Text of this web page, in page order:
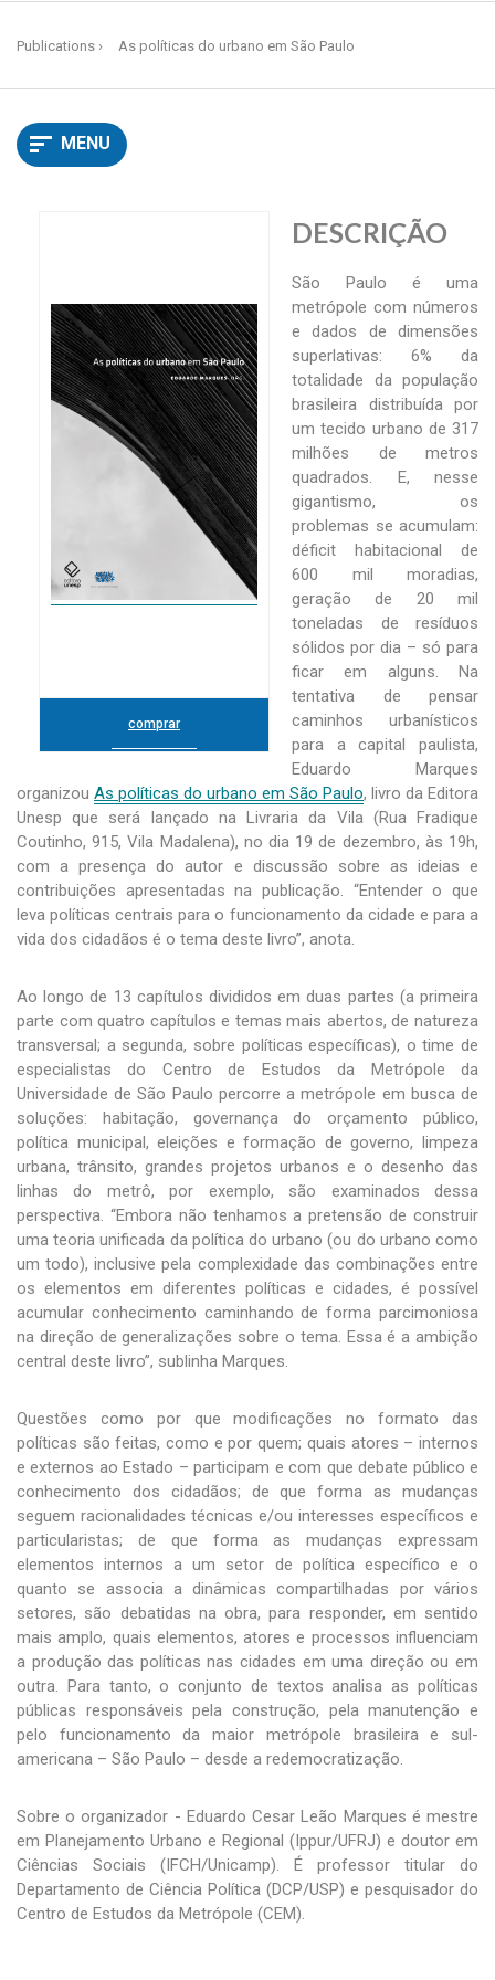
Publications As políticas do urbano em São Paulo
MENU
comprar
DESCRIÇÃO
São Paulo é uma
metrópole com números
e dados de dimensões
superlativas: 6% da
totalidade da população
brasileira distribuída por
um tecido urbano de 317
milhões de metros
quadrados. E, nesse
gigantismo, os
problemas se acumulam:
déficit habitacional de
600 mil moradias,
geração de 20 mil
toneladas de resíduos
sólidos por dia – só para
ficar em alguns. Na
tentativa de pensar
caminhos urbanísticos
para a capital paulista,
Eduardo Marques
organizou As políticas do urbano em São Paulo, livro da Editora
Unesp que será lançado na Livraria da Vila (Rua Fradique
Coutinho, 915, Vila Madalena), no dia 19 de dezembro, às 19h,
com a presença do autor e discussão sobre as ideias e
contribuições apresentadas na publicação. “Entender o que
leva políticas centrais para o funcionamento da cidade e para a
vida dos cidadãos é o tema deste livro”, anota.
Ao longo de 13 capítulos divididos em duas partes (a primeira
parte com quatro capítulos e temas mais abertos, de natureza
transversal; a segunda, sobre políticas específicas), o time de
especialistas do Centro de Estudos da Metrópole da
Universidade de São Paulo percorre a metrópole em busca de
soluções: habitação, governança do orçamento público,
política municipal, eleições e formação de governo, limpeza
urbana, trânsito, grandes projetos urbanos e o desenho das
linhas do metrô, por exemplo, são examinados dessa
perspectiva. “Embora não tenhamos a pretensão de construir
uma teoria unificada da política do urbano (ou do urbano como
um todo), inclusive pela complexidade das combinações entre
os elementos em diferentes políticas e cidades, é possível
acumular conhecimento caminhando de forma parcimoniosa
na direção de generalizações sobre o tema. Essa é a ambição
central deste livro”, sublinha Marques.
Questões como por que modificações no formato das
políticas são feitas, como e por quem; quais atores – internos
e externos ao Estado – participam e com que debate público e
conhecimento dos cidadãos; de que forma as mudanças
seguem racionalidades técnicas e/ou interesses específicos e
particularistas; de que forma as mudanças expressam
elementos internos a um setor de política específico e o
quanto se associa a dinâmicas compartilhadas por vários
setores, são debatidas na obra, para responder, em sentido
mais amplo, quais elementos, atores e processos influenciam
a produção das políticas nas cidades em uma direção ou em
outra. Para tanto, o conjunto de textos analisa as políticas
públicas responsáveis pela construção, pela manutenção e
pelo funcionamento da maior metrópole brasileira e sul-
americana – São Paulo – desde a redemocratização.
Sobre o organizador - Eduardo Cesar Leão Marques é mestre
em Planejamento Urbano e Regional (Ippur/UFRJ) e doutor em
Ciências Sociais (IFCH/Unicamp). É professor titular do
Departamento de Ciência Política (DCP/USP) e pesquisador do
Centro de Estudos da Metrópole (CEM).